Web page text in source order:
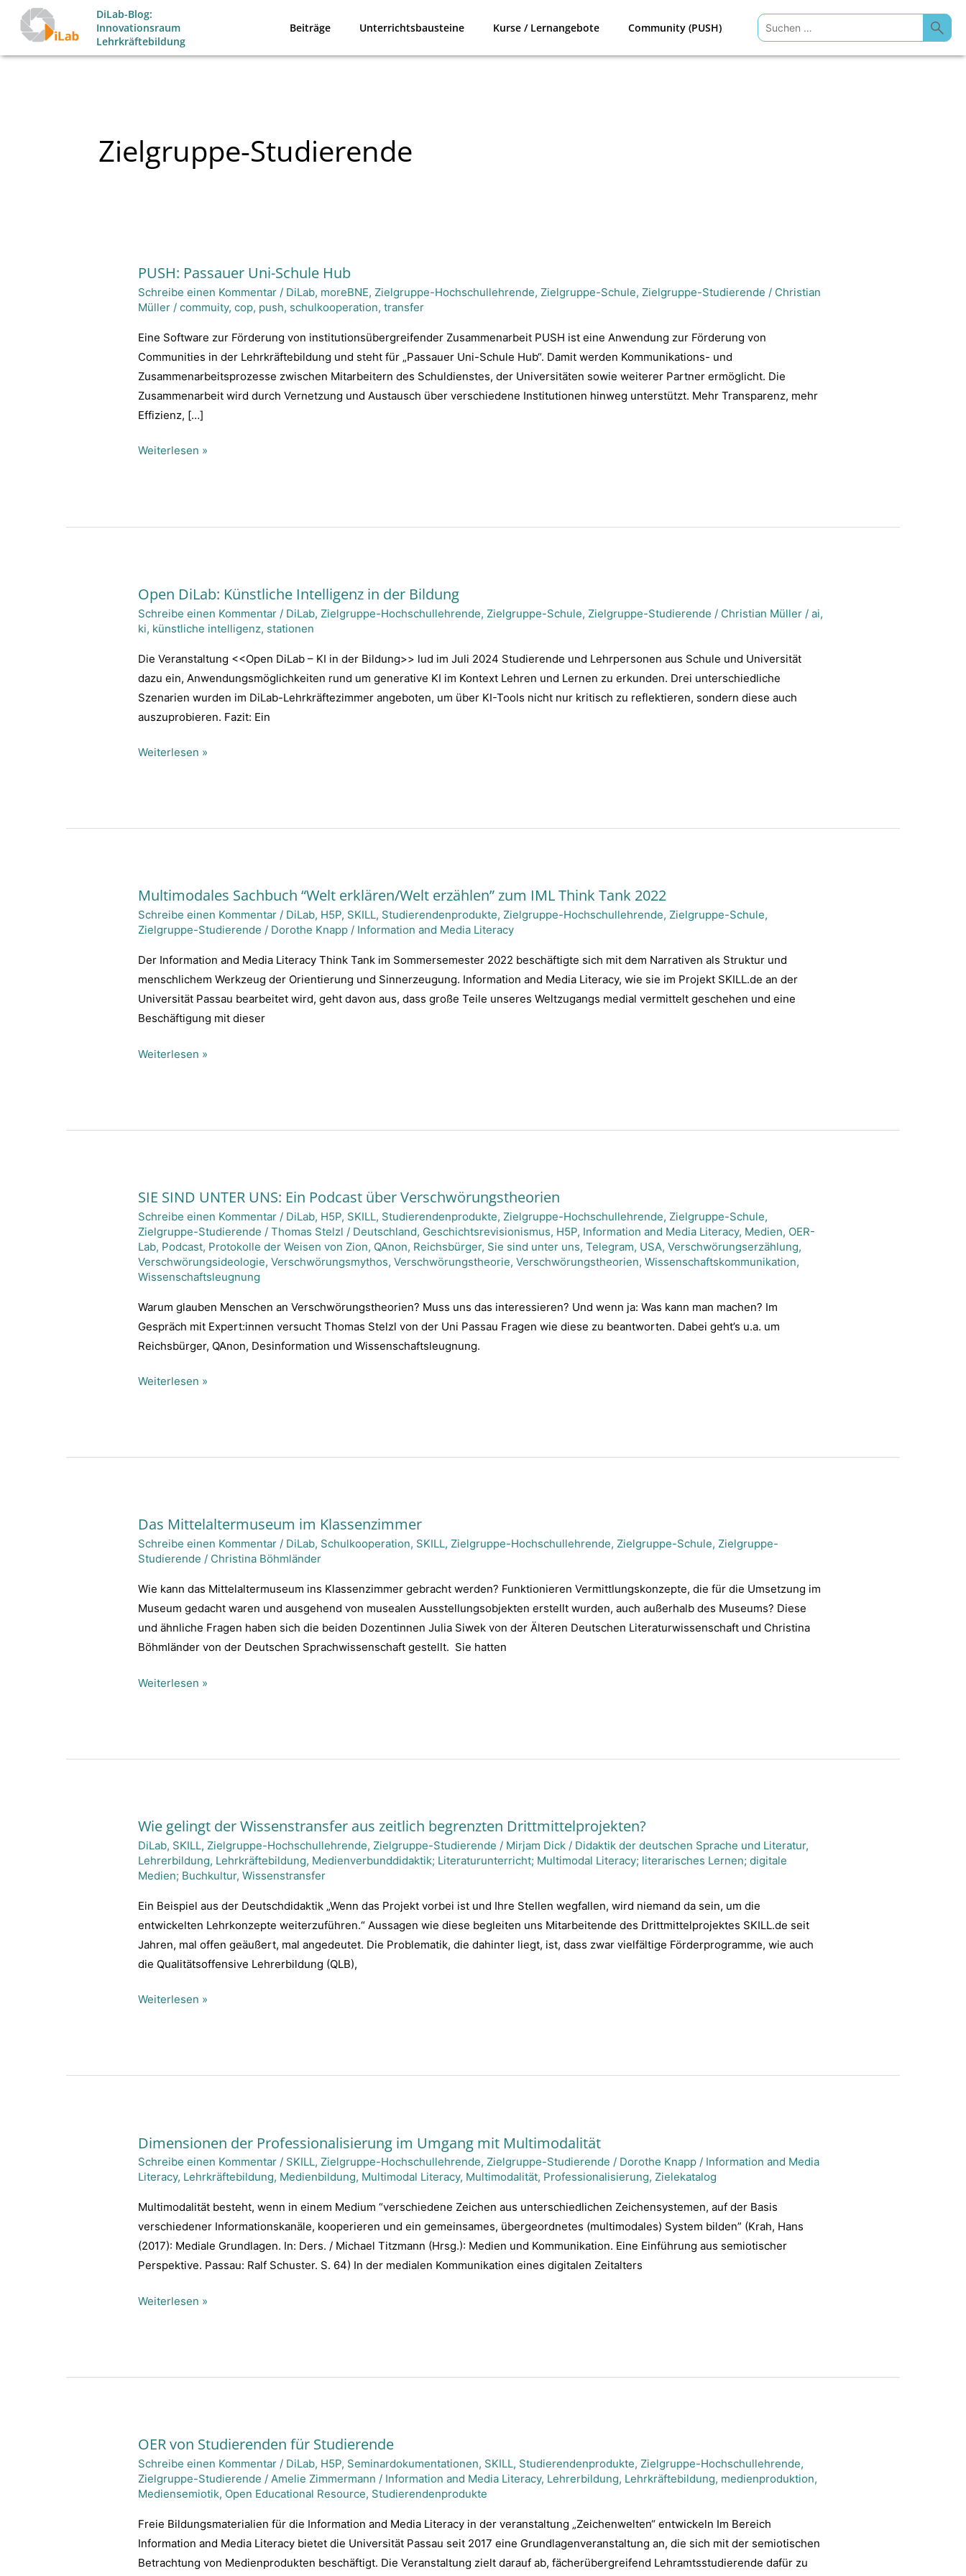
Inhalt
DiLab-Blog:
Innovationsraum
Lehrkräftebildung
Beiträge Unterrichtsbausteine Kurse / Lernangebote Community (PUSH)
Suchen
nach:
Zielgruppe-Studierende
PUSH: Passauer Uni-Schule Hub
Schreibe einen Kommentar / DiLab, moreBNE, Zielgruppe-Hochschullehrende, Zielgruppe-Schule, Zielgruppe-Studierende / Christian
Müller /commuity,cop, push, schulkooperation,transfer
Eine Software zur Förderung von institutionsübergreifender Zusammenarbeit PUSH ist eine Anwendung zur Förderung von
Communities in der Lehrkräftebildung und steht für „Passauer Uni-Schule Hub“. Damit werden Kommunikations- und
Zusammenarbeitsprozesse zwischen Mitarbeitern des Schuldienstes, der Universitäten sowie weiterer Partner ermöglicht. Die
Zusammenarbeit wird durch Vernetzung und Austausch über verschiedene Institutionen hinweg unterstützt. Mehr Transparenz, mehr
Effizienz, […]
PUSH:
Passauer
Uni-
Schule
Hub
Weiterlesen »
Open DiLab: Künstliche Intelligenz in der Bildung
Schreibe einen Kommentar / DiLab, Zielgruppe-Hochschullehrende, Zielgruppe-Schule, Zielgruppe-Studierende / Christian Müller /ai,
ki, künstliche intelligenz, stationen
Die Veranstaltung <<Open DiLab – KI in der Bildung>> lud im Juli 2024 Studierende und Lehrpersonen aus Schule und Universität
dazu ein, Anwendungsmöglichkeiten rund um generative KI im Kontext Lehren und Lernen zu erkunden. Drei unterschiedliche
Szenarien wurden im DiLab-Lehrkräftezimmer angeboten, um über KI-Tools nicht nur kritisch zu reflektieren, sondern diese auch
auszuprobieren. Fazit: Ein
Open
DiLab:
Künstliche
Intelligenz
in
der
Weiterlesen »
Multimodales Sachbuch “Welt erklären/Welt erzählen” zum IML Think Tank 2022
Schreibe einen Kommentar / DiLab, H5P, SKILL, Studierendenprodukte, Zielgruppe-Hochschullehrende, Zielgruppe-Schule,
Zielgruppe-Studierende / Dorothe Knapp / Information and Media Literacy
Der Information and Media Literacy Think Tank im Sommersemester 2022 beschäftigte sich mit dem Narrativen als Struktur und
menschlichem Werkzeug der Orientierung und Sinnerzeugung. Information and Media Literacy, wie sie im Projekt SKILL.de an der
Universität Passau bearbeitet wird, geht davon aus, dass große Teile unseres Weltzugangs medial vermittelt geschehen und eine
Beschäftigung mit dieser
Multimodales
Sachbuch
“Welt
erklären/Welt
erzählen”
zum
IML
Tank
Weiterlesen »
SIE SIND UNTER UNS: Ein Podcast über Verschwörungstheorien
Schreibe einen Kommentar / DiLab, H5P, SKILL, Studierendenprodukte, Zielgruppe-Hochschullehrende, Zielgruppe-Schule,
Zielgruppe-Studierende /Thomas Stelzl / Deutschland, Geschichtsrevisionismus, H5P, Information and Media Literacy, Medien, OER-
Lab, Podcast, Protokolle der Weisen von Zion, QAnon, Reichsbürger, Sie sind unter uns,Telegram, USA,Verschwörungserzählung,
Verschwörungsideologie,Verschwörungsmythos,Verschwörungstheorie,Verschwörungstheorien,Wissenschaftskommunikation,
Wissenschaftsleugnung
Warum glauben Menschen an Verschwörungstheorien? Muss uns das interessieren? Und wenn ja: Was kann man machen? Im
Gespräch mit Expert:innen versucht Thomas Stelzl von der Uni Passau Fragen wie diese zu beantworten. Dabei geht’s u.a. um
Reichsbürger, QAnon, Desinformation und Wissenschaftsleugnung.
SIE
SIND
UNTER
UNS:
Ein
über
Verschwörungstheorien
Weiterlesen »
Das Mittelaltermuseum im Klassenzimmer
Schreibe einen Kommentar / DiLab, Schulkooperation, SKILL, Zielgruppe-Hochschullehrende, Zielgruppe-Schule, Zielgruppe-
Studierende / Christina Böhmländer
Wie kann das Mittelaltermuseum ins Klassenzimmer gebracht werden? Funktionieren Vermittlungskonzepte, die für die Umsetzung im
Museum gedacht waren und ausgehend von musealen Ausstellungsobjekten erstellt wurden, auch außerhalb des Museums? Diese
und ähnliche Fragen haben sich die beiden Dozentinnen Julia Siwek von der Älteren Deutschen Literaturwissenschaft und Christina
Böhmländer von der Deutschen Sprachwissenschaft gestellt. Sie hatten
Das
Mittelaltermuseum
im
Klassenzimmer
Weiterlesen »
Wie gelingt der Wissenstransfer aus zeitlich begrenzten Drittmittelprojekten?
DiLab, SKILL, Zielgruppe-Hochschullehrende, Zielgruppe-Studierende / Mirjam Dick / Didaktik der deutschen Sprache und Literatur,
Lehrerbildung, Lehrkräftebildung, Medienverbunddidaktik; Literaturunterricht; Multimodal Literacy; literarisches Lernen; digitale
Medien; Buchkultur,Wissenstransfer
Ein Beispiel aus der Deutschdidaktik „Wenn das Projekt vorbei ist und Ihre Stellen wegfallen, wird niemand da sein, um die
entwickelten Lehrkonzepte weiterzuführen.“ Aussagen wie diese begleiten uns Mitarbeitende des Drittmittelprojektes SKILL.de seit
Jahren, mal offen geäußert, mal angedeutet. Die Problematik, die dahinter liegt, ist, dass zwar vielfältige Förderprogramme, wie auch
die Qualitätsoffensive Lehrerbildung (QLB),
Wie
gelingt
der
Wissenstransfer
aus
zeitlich
begrenzten
Drittmittelprojekten?
Weiterlesen »
Dimensionen der Professionalisierung im Umgang mit Multimodalität
Schreibe einen Kommentar / SKILL, Zielgruppe-Hochschullehrende, Zielgruppe-Studierende / Dorothe Knapp / Information and Media
Literacy, Lehrkräftebildung, Medienbildung, Multimodal Literacy, Multimodalität, Professionalisierung, Zielekatalog
Multimodalität besteht, wenn in einem Medium “verschiedene Zeichen aus unterschiedlichen Zeichensystemen, auf der Basis
verschiedener Informationskanäle, kooperieren und ein gemeinsames, übergeordnetes (multimodales) System bilden” (Krah, Hans
(2017): Mediale Grundlagen. In: Ders. / Michael Titzmann (Hrsg.): Medien und Kommunikation. Eine Einführung aus semiotischer
Perspektive. Passau: Ralf Schuster. S. 64) In der medialen Kommunikation eines digitalen Zeitalters
Dimensionen
der
Professionalisierung
im
Umgang
mit
Multimodalität
Weiterlesen »
OER von Studierenden für Studierende
Schreibe einen Kommentar / DiLab, H5P, Seminardokumentationen, SKILL, Studierendenprodukte, Zielgruppe-Hochschullehrende,
Zielgruppe-Studierende /Amelie Zimmermann / Information and Media Literacy, Lehrerbildung, Lehrkräftebildung, medienproduktion,
Mediensemiotik, Open Educational Resource, Studierendenprodukte
Freie Bildungsmaterialien für die Information and Media Literacy in der veranstaltung „Zeichenwelten“ entwickeln Im Bereich
Information and Media Literacy bietet die Universität Passau seit 2017 eine Grundlagenveranstaltung an, die sich mit der semiotischen
Betrachtung von Medienprodukten beschäftigt. Die Veranstaltung zielt darauf ab, fächerübergreifend Lehramtsstudierende dafür zu
OER
von
Studierenden
für
Studierende